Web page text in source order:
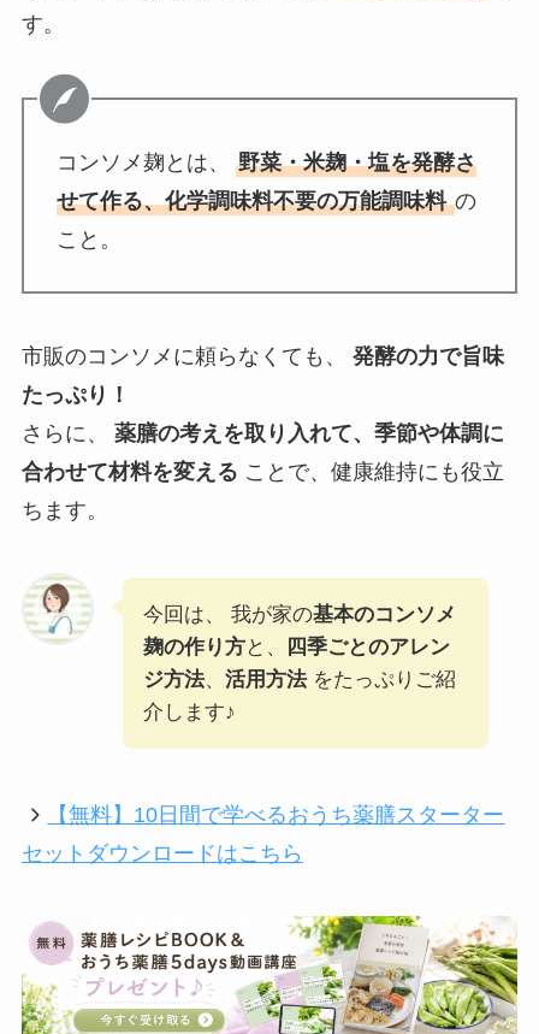
す。
コンソメ麹とは、 野菜・米麹・塩を発酵さ
せて作る、化学調味料不要の万能調味料 の
こと。
市販のコンソメに頼らなくても、 発酵の力で旨味
たっぷり！
さらに、 薬膳の考えを取り入れて、季節や体調に
合わせて材料を変える ことで、健康維持にも役立
ちます。
今回は、 我が家の基本のコンソメ
麹の作り方と、
四季ごとのアレン
ジ方法、 活用方法をたっぷりご紹
介します♪
【無料】10日間で学べるおうち薬膳スターター
セットダウンロードはこちら